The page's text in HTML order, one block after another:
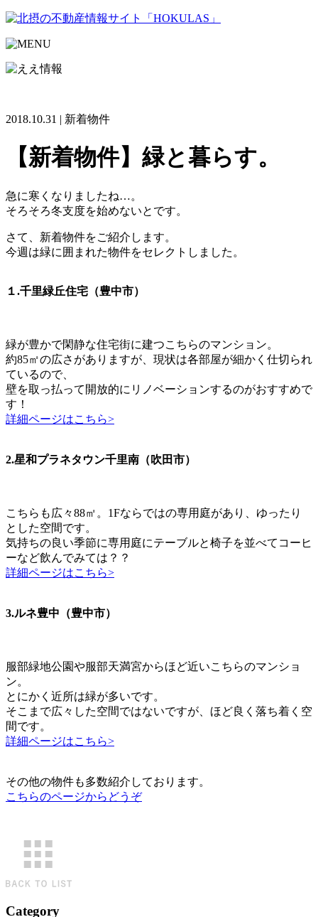
2018.10.31 | 新着物件
【新着物件】緑と暮らす。
急に寒くなりましたね…。
そろそろ冬支度を始めないとです。
さて、新着物件をご紹介します。
今週は緑に囲まれた物件をセレクトしました。
１.千里緑丘住宅（豊中市）
緑が豊かで閑静な住宅街に建つこちらのマンション。
約85㎡の広さがありますが、現状は各部屋が細かく仕切られ
ているので、
壁を取っ払って開放的にリノベーションするのがおすすめで
す！
詳細ページはこちら>
2.星和プラネタウン千里南（吹田市）
こちらも広々88㎡。1Fならではの専用庭があり、ゆったり
とした空間です。
気持ちの良い季節に専用庭にテーブルと椅子を並べてコーヒ
ーなど飲んでみては？？
詳細ページはこちら>
3.ルネ豊中（豊中市）
服部緑地公園や服部天満宮からほど近いこちらのマンショ
ン。
とにかく近所は緑が多いです。
そこまで広々した空間ではないですが、ほど良く落ち着く空
間です。
詳細ページはこちら>
その他の物件も多数紹介しております。
こちらのページからどうぞ
Category